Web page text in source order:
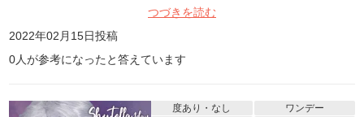
ラソーは とにかく青青しいブルーなので気に入ってます!! 私は普段
使いで外出時や友達と遊ぶ時の普段使いで使用 させて頂いてます✨
エティアジュレシリーズはとにかく発色も良いしコスプレイヤー さ
んの方には是非お勧めです!
つづきを読む
2022年02月15日投稿
0人が参考になったと答えています
度あり・なし ワンデー